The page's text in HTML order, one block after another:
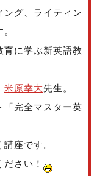
ング、ライティン
に学ぶ新英語教
米原幸大先生。
「完全マスター英
座です。
さい！